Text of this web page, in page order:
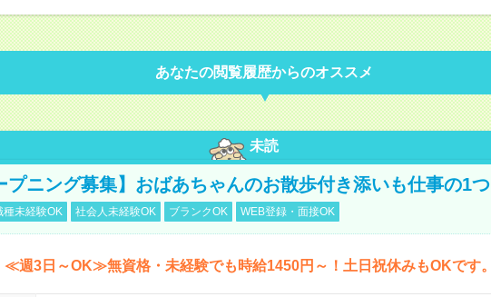
あなたの閲覧履歴からのオススメ
未読
プニング募集】おばあちゃんのお散歩付き添いも仕事の1つ
種未経験OK 社会人未経験OK ブランクOK WEB登録・面接OK
≪週3日～OK≫無資格・未経験でも時給1450円～！土日祝休みもOKです。